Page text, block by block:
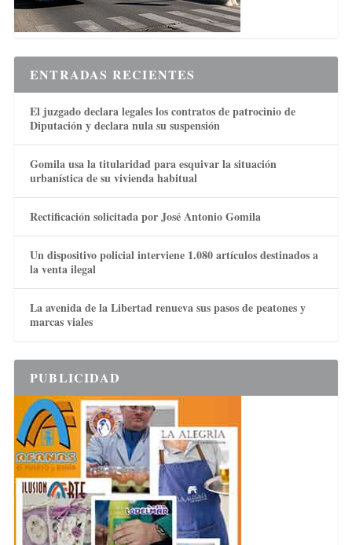
ENTRADAS RECIENTES
El juzgado declara legales los contratos de patrocinio de
Diputación y declara nula su suspensión
Gomila usa la titularidad para esquivar la situación
urbanística de su vivienda habitual
Rectificación solicitada por José Antonio Gomila
Un dispositivo policial interviene 1.080 artículos destinados a
la venta ilegal
La avenida de la Libertad renueva sus pasos de peatones y
marcas viales
PUBLICIDAD